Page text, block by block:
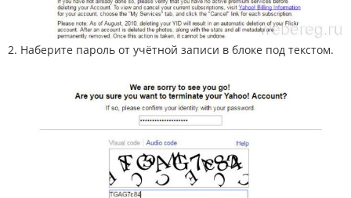
2. Наберите пароль от учётной записи в блоке под текстом.